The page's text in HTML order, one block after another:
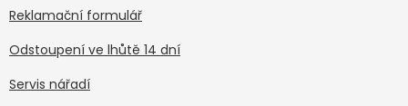
Reklamační formulář
Odstoupení ve lhůtě 14 dní
Servis nářadí